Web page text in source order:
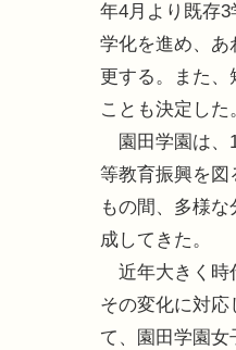
年4月より既存
学化を進め、あ
更する。また
ことも決定した
園田学園は、
等教育振興を図
もの間、多様
成してきた。
近年大きく時
その変化に対
て、園田学園女